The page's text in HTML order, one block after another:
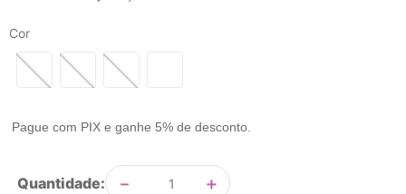
Cor
Pague com PIX e ganhe 5% de desconto.
Quantidade ＋
－